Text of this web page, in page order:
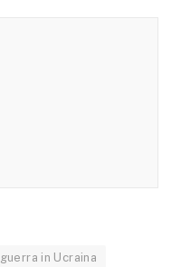
guerra in Ucraina